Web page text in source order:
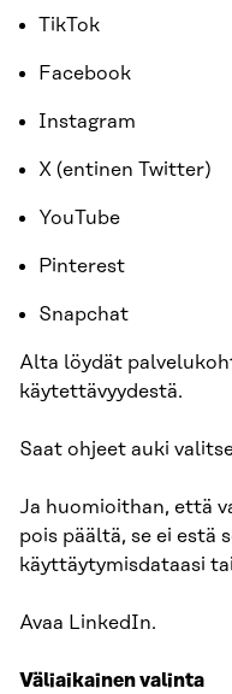
TikTok
Facebook
Instagram
X (entinen Twitter)
YouTube
Pinterest
Snapchat
Alta löydät
käytettävyydestä.
Saat ohjeet auki
Ja huomioithan, että
pois päältä, se ei estä
käyttäytymisdataasi
Avaa LinkedIn.
Väliaikainen valinta